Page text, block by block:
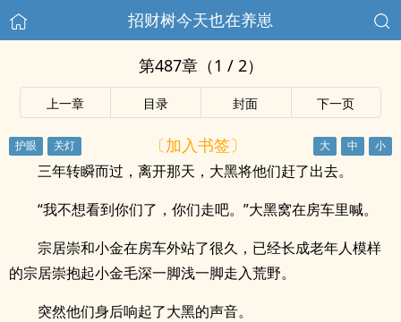
招财树今天也在养崽
第487章（1 / 2）
上一章 目录 封面 下一页
〔加入书签〕
三年转瞬而过，离开那天，大黑将他们赶了出去。
“我不想看到你们了，你们走吧。”大黑窝在房车里喊。
宗居崇和小金在房车外站了很久，已经长成老年人模样
的宗居崇抱起小金毛深一脚浅一脚走入荒野。
突然他们身后响起了大黑的声音。